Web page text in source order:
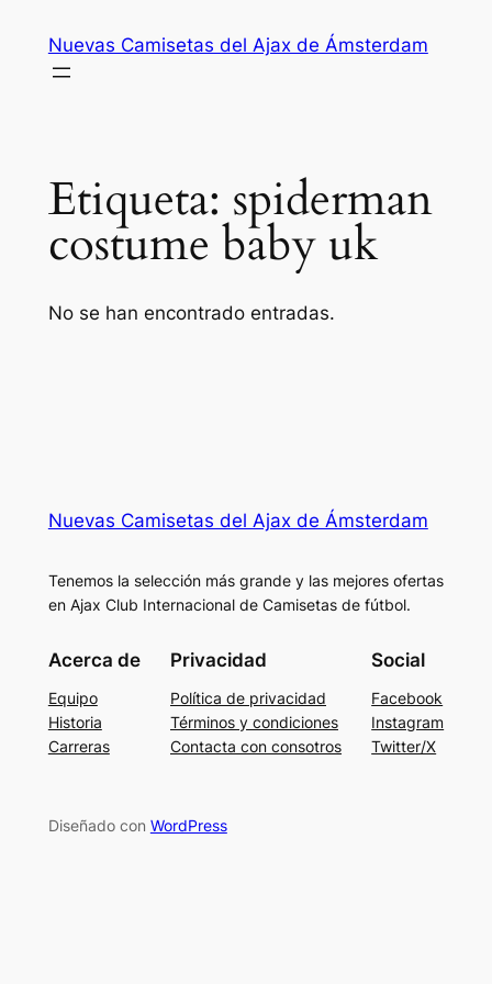
contenido
Nuevas Camisetas del Ajax de Ámsterdam
Etiqueta: spiderman
costume baby uk
No se han encontrado entradas.
Nuevas Camisetas del Ajax de Ámsterdam
Tenemos la selección más grande y las mejores ofertas
en Ajax Club Internacional de Camisetas de fútbol.
Acerca de
Equipo
Historia
Carreras
Privacidad
Política de privacidad
Términos y condiciones
Contacta con consotros
Social
Facebook
Instagram
Twitter/X
Diseñado con WordPress